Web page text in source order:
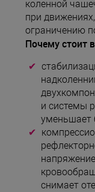
коленной
при
ограничению
Почему стоит
и системы
уменьшает
снимает